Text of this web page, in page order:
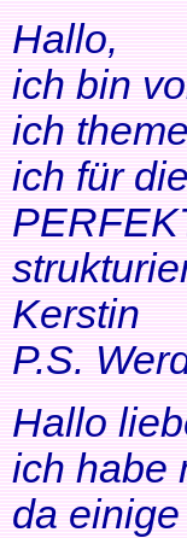
Hallo,
ich bin
ich
ich für
Kerstin
P.S.
Hallo
ich habe
da